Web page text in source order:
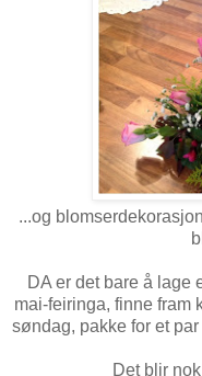
...og
DA er det bare å lage
mai-feiringa, finne fram
søndag, pakke for et
Det blir